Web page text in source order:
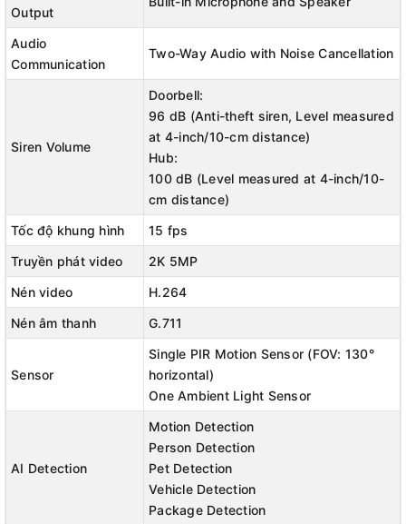
Output
Audio
Communication
Two-Way Audio with Noise Cancellation
Siren Volume
Doorbell:
96 dB (Anti-theft siren, Level measured
at 4-inch/10-cm distance)
Hub:
100 dB (Level measured at 4-inch/10-
cm distance)
Tốc độ khung hình
15 fps
Truyền phát video
2K 5MP
Nén video
H.264
Nén âm thanh
G.711
Sensor
Single PIR Motion Sensor (FOV: 130°
horizontal)
One Ambient Light Sensor
AI Detection
Motion Detection
Person Detection
Pet Detection
Vehicle Detection
Package Detection